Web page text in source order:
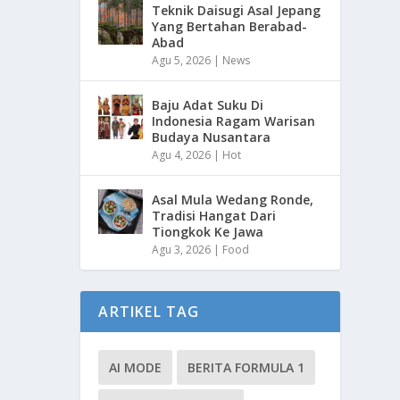
Teknik Daisugi Asal Jepang
Yang Bertahan Berabad-
Abad
Agu 5, 2026 | News
Baju Adat Suku Di
Indonesia Ragam Warisan
Budaya Nusantara
Agu 4, 2026 | Hot
Asal Mula Wedang Ronde,
Tradisi Hangat Dari
Tiongkok Ke Jawa
Agu 3, 2026 | Food
ARTIKEL TAG
AI MODE BERITA FORMULA 1